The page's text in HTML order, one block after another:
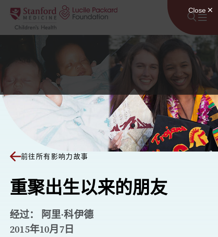
跳至内容
前往所有影响力故事
重聚出生以来的朋友
经过： 阿里·科伊德
2015年10月7日